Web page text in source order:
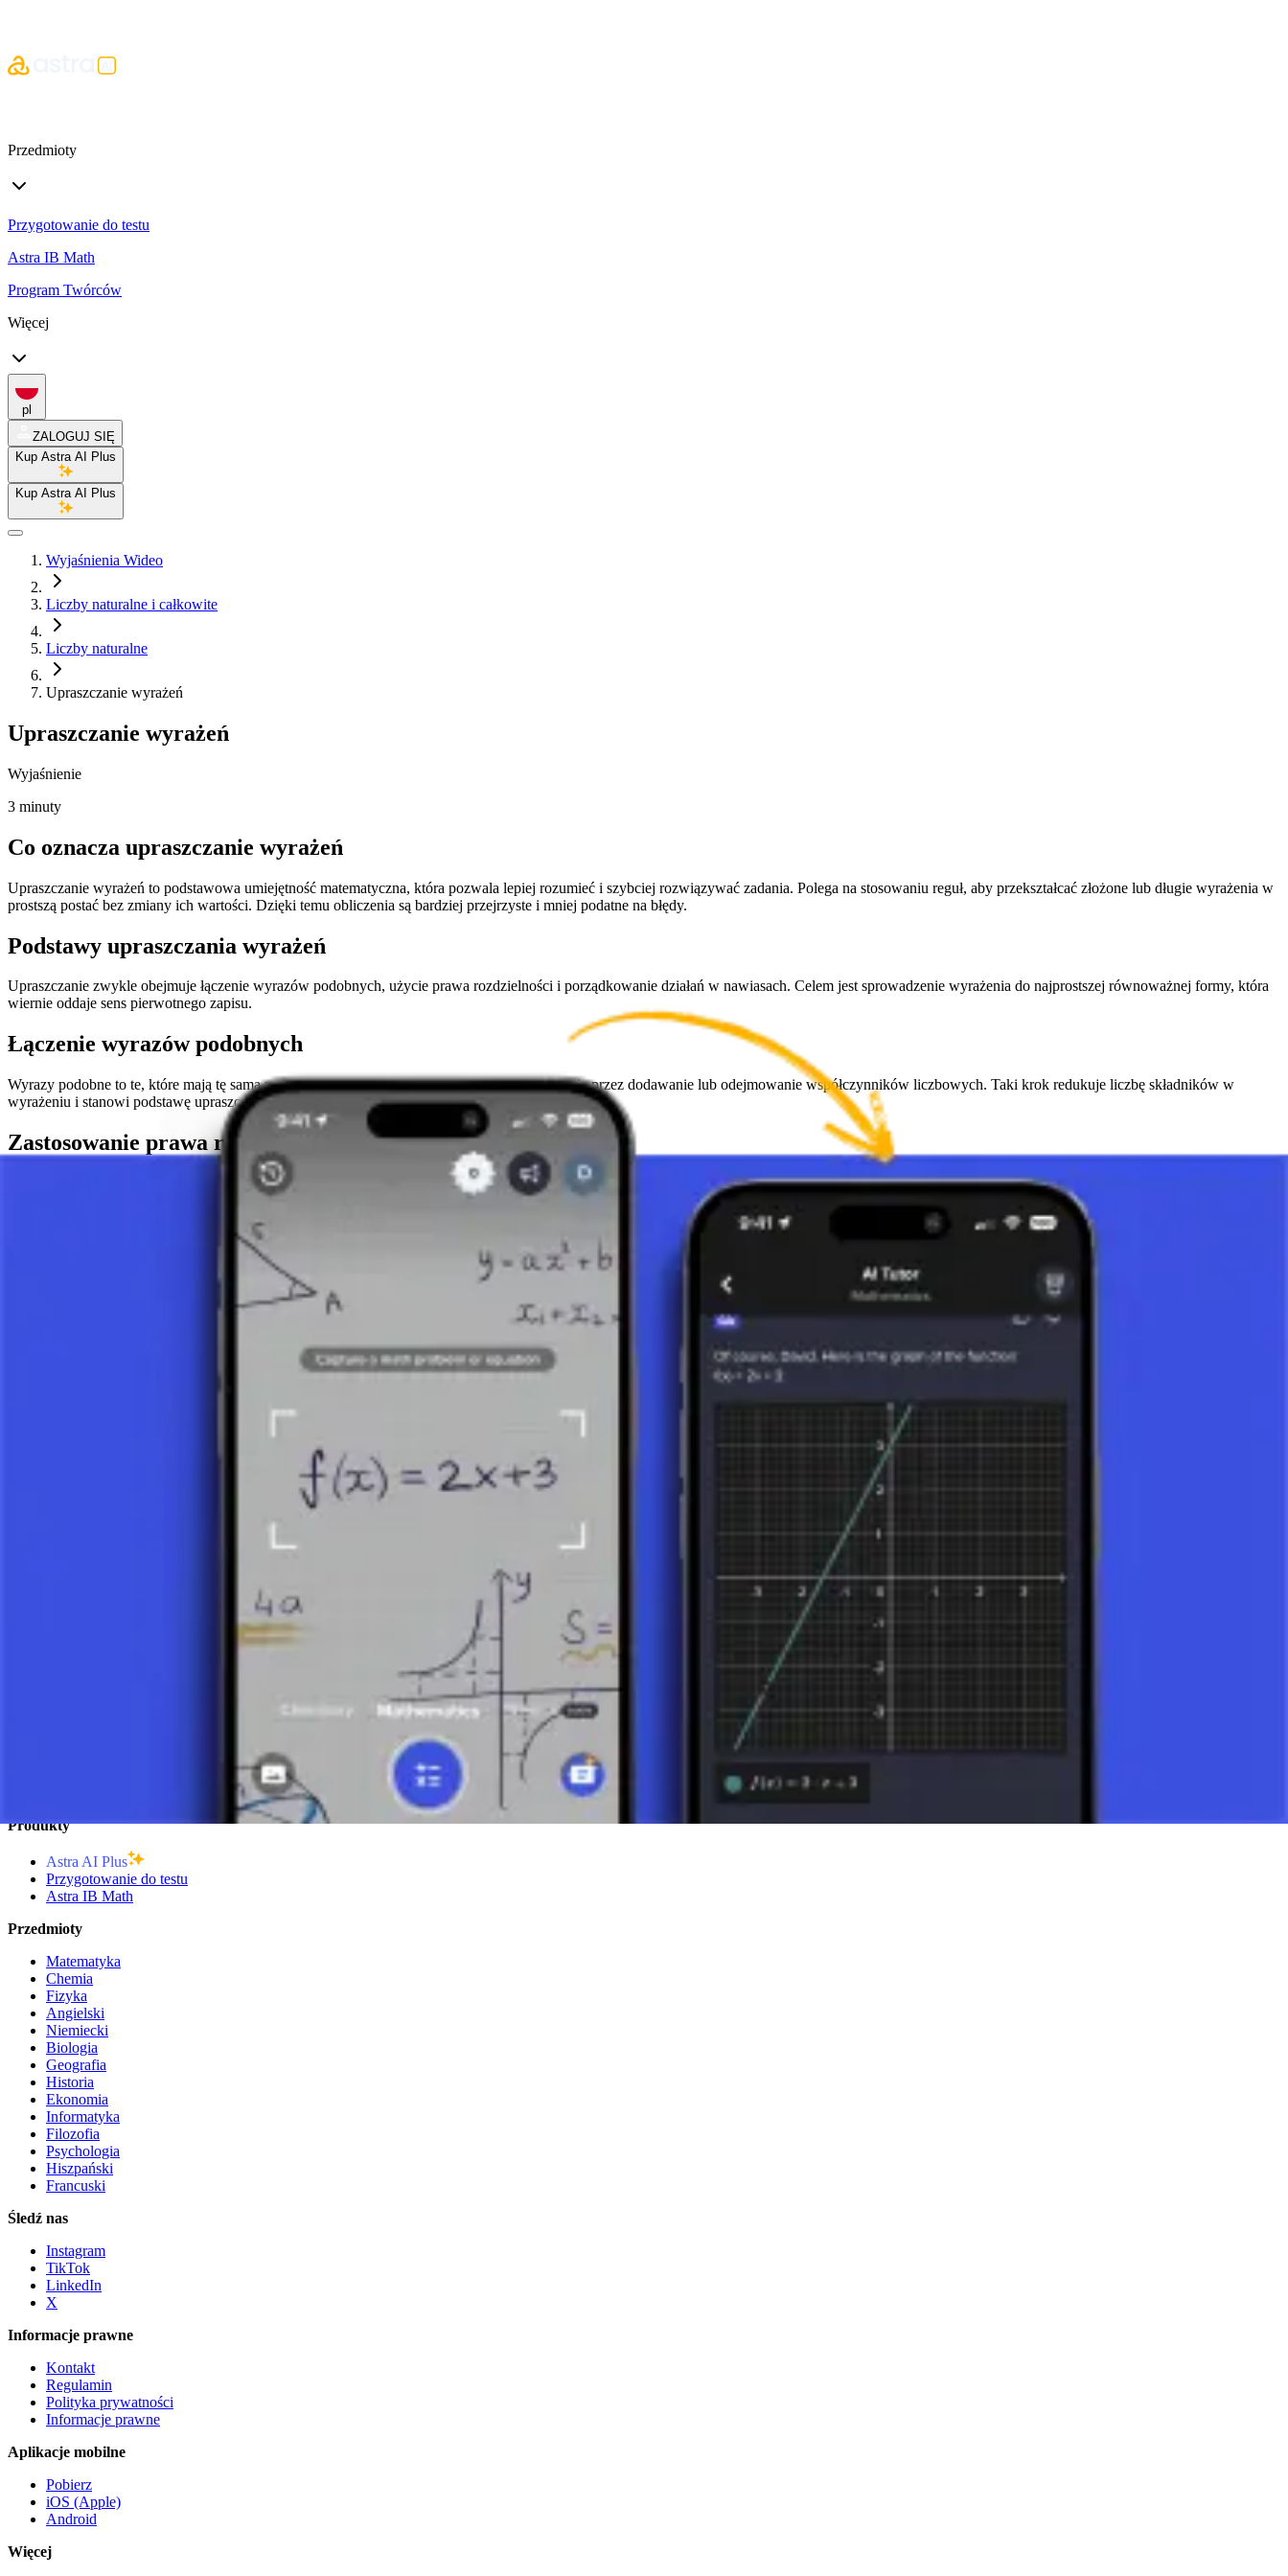
Przedmioty
Przygotowanie do testu
Astra IB Math
Program Twórców
Więcej
pl
ZALOGUJ SIĘ
Kup Astra AI Plus
Kup Astra AI Plus
Wyjaśnienia Wideo
Liczby naturalne i całkowite
Liczby naturalne
Upraszczanie wyrażeń
Upraszczanie wyrażeń
Wyjaśnienie
3 minuty
Co oznacza upraszczanie wyrażeń
Upraszczanie wyrażeń to podstawowa umiejętność matematyczna, która pozwala lepiej rozumieć i szybciej rozwiązywać zadania. Polega na stosowaniu reguł, aby przekształcać złożone lub długie wyrażenia w
prostszą postać bez zmiany ich wartości. Dzięki temu obliczenia są bardziej przejrzyste i mniej podatne na błędy.
Podstawy upraszczania wyrażeń
Upraszczanie zwykle obejmuje łączenie wyrazów podobnych, użycie prawa rozdzielności i porządkowanie działań w nawiasach. Celem jest sprowadzenie wyrażenia do najprostszej równoważnej formy, która
wiernie oddaje sens pierwotnego zapisu.
Łączenie wyrazów podobnych
Wyrazy podobne to te, które mają tę samą zmienną podniesioną do tej samej potęgi. Łączymy je przez dodawanie lub odejmowanie współczynników liczbowych. Taki krok redukuje liczbę składników w
wyrażeniu i stanowi podstawę upraszczania wyrażeń algebraicznych.
Zastosowanie prawa rozdzielności
Prawo rozdzielności umożliwia mnożenie względem sumy w nawiasie, co jest szczególnie przydatne, gdy upraszczamy wyrażenia z nawiasami. Mówimy, że a(b + c) = ab + ac. Pozwala to usuwać nawiasy i
porządkować zapis przed dalszym łączeniem wyrazów podobnych.
Porządek działań i nawiasy
Nawiasy wyznaczają kolejność działań. Upraszczając, najpierw wykonujemy operacje wewnątrz nawiasów, a dopiero potem na zewnątrz. Często wykorzystujemy przy tym prawo rozdzielności lub łączymy
wyrazy podobne znajdujące się w tych samych nawiasach, aby stopniowo usuwać nawiasy.
Upraszczanie wyrażeń nie jest tylko teorią. Stosujemy je przy rozwiązywaniu równań, obliczaniu wartości wyrażeń algebraicznych i analizie modeli matematycznych. Sprawne upraszczanie umożliwia szybsze
Upraszczanie wyrażeń to kluczowa umiejętność rozwijająca zrozumienie algebry oraz poprawiająca biegłość rachunkową. Ułatwia obliczenia i wspiera logiczne, analityczne myślenie. Znajomość technik
upraszczania jest fundamentem sukcesu w matematyce i niezbędnym krokiem do opanowania bardziej zaawansowanych zagadnień.
Produkty
Astra AI Plus
Przygotowanie do testu
Astra IB Math
Przedmioty
Matematyka
Chemia
Fizyka
Angielski
Niemiecki
Biologia
Geografia
Historia
Ekonomia
Informatyka
Filozofia
Psychologia
Hiszpański
Francuski
Śledź nas
Instagram
TikTok
LinkedIn
X
Informacje prawne
Kontakt
Regulamin
Polityka prywatności
Informacje prawne
Aplikacje mobilne
Pobierz
iOS (Apple)
Android
Więcej